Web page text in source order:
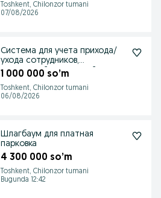
Toshkent, Chilonzor tumani
07/08/2026
Система для учета прихода/
ухода сотрудников,
отсутствий, опозданий
1 000 000 so’m
Toshkent, Chilonzor tumani
06/08/2026
Шлагбаум для платная
парковка
4 300 000 so’m
Toshkent, Chilonzor tumani
Bugunda 12:42